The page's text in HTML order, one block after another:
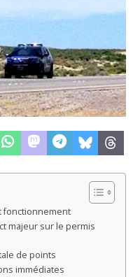
fonctionnement
majeur sur le permis
de points
immédiates